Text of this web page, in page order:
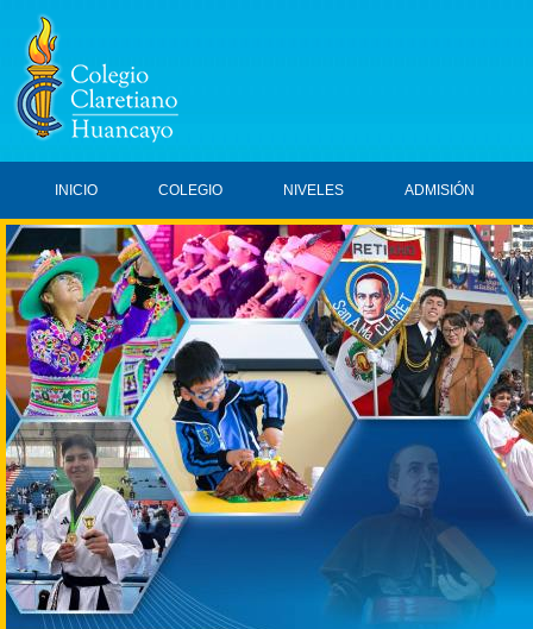
INICIO COLEGIO NIVELES ADMISIÓN